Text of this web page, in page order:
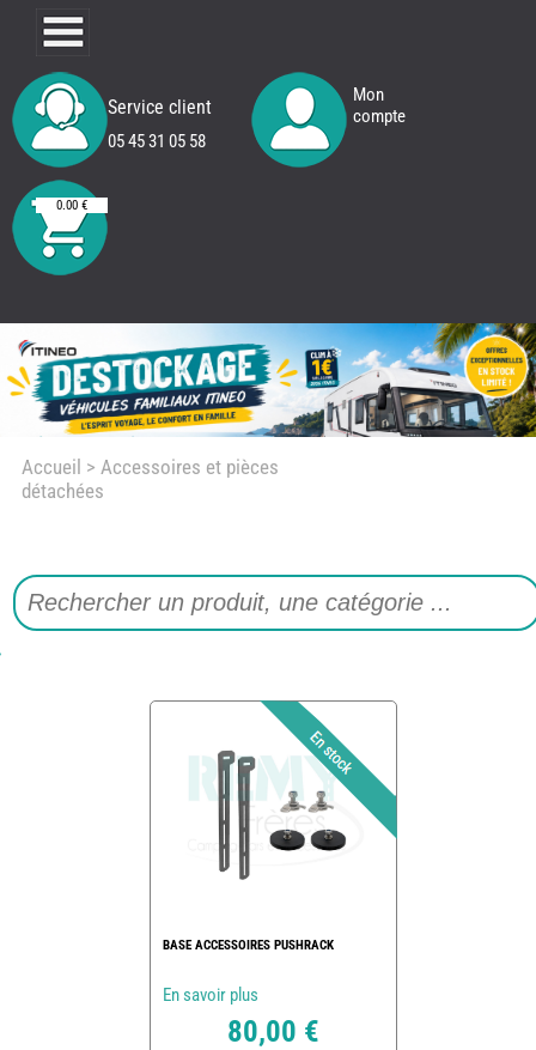
Service client
05 45 31 05 58
Mon
compte
0.00 €
Accueil > Accessoires et pièces
détachées
BASE ACCESSOIRES PUSHRACK
En savoir plus
80,00 €